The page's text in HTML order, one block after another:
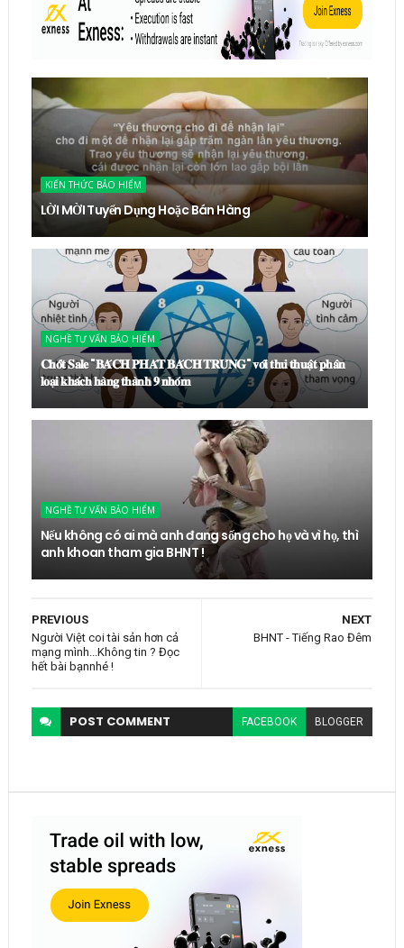
KIẾN THỨC BẢO HIỂM
LỜI MỜI Tuyển Dụng Hoặc Bán Hàng
NGHỀ TƯ VẤN BẢO HIỂM
𝐂𝐡𝐨̂́𝐭 𝐒𝐚𝐥𝐞 "𝐁𝐀́𝐂𝐇 𝐏𝐇𝐀́𝐓 𝐁𝐀́𝐂𝐇 𝐓𝐑𝐔́𝐍𝐆" 𝐯𝐨̛́𝐢 𝐭𝐡𝐮̉ 𝐭𝐡𝐮𝐚̣̂𝐭 𝐩𝐡𝐚̂𝐧
𝐥𝐨𝐚̣𝐢 𝐤𝐡𝐚́𝐜𝐡 𝐡𝐚̀𝐧𝐠 𝐭𝐡𝐚̀𝐧𝐡 𝟗 𝐧𝐡𝐨́𝐦
NGHỀ TƯ VẤN BẢO HIỂM
Nếu không có ai mà anh đang sống cho họ và vì họ, thì
anh khoan tham gia BHNT !
NEXT
BHNT - Tiếng Rao Đêm
PREVIOUS
Người Việt coi tài sản hơn cả
mạng mình...Không tin ? Đọc
hết bài bạnnhé !
POST COMMENT FACEBOOK BLOGGER